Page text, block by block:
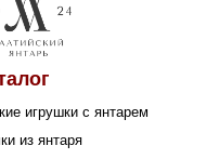
игрушки с янтарем
из янтаря